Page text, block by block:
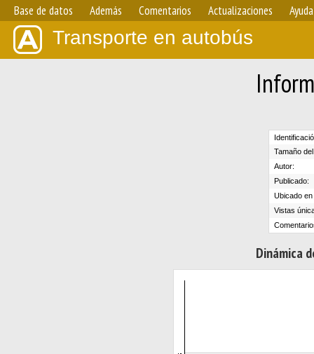
Base de datos Además Comentarios Actualizaciones Ayuda
Transporte en autobús
Tamaño
Autor:
Publicado:
Ubicado
Vistas
Dinámica